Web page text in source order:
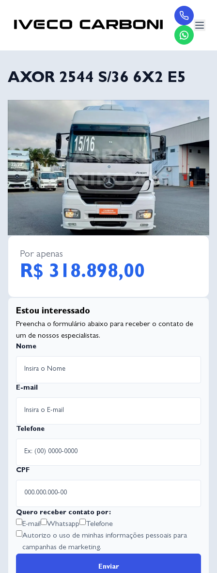
AXOR 2544 S/36 6X2 E5
Por apenas
R$ 318.898,00
Estou interessado
Preencha o formulário abaixo para receber o contato de
um de nossos especialistas.
Nome
E-mail
Telefone
CPF
Quero receber contato por:
E-mail Whatsapp
Telefone
Autorizo o uso de minhas informações pessoais para
campanhas de marketing.
Enviar